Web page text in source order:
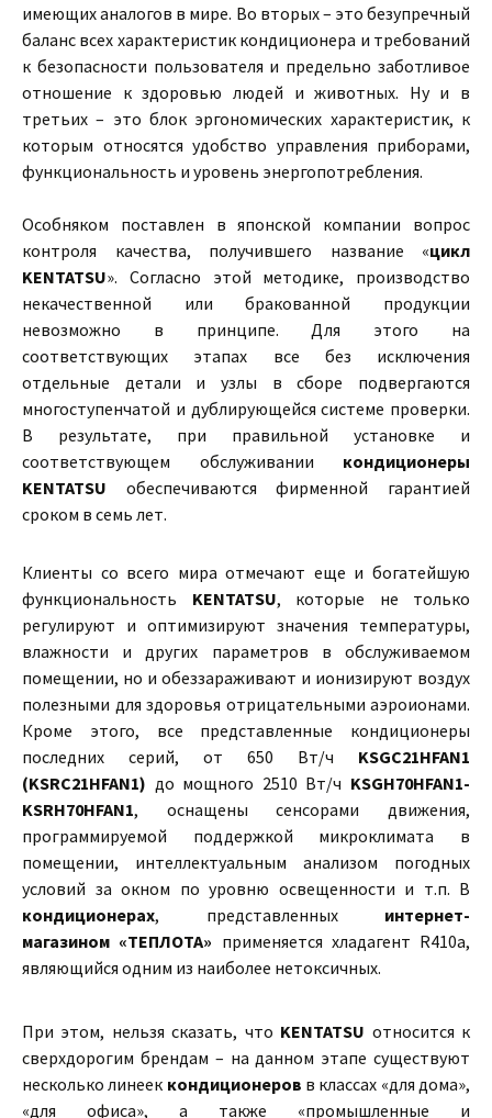
имеющих аналогов в мире. Во вторых – это безупречный
баланс всех характеристик кондиционера и требований
к безопасности пользователя и предельно заботливое
отношение к здоровью людей и животных. Ну и в
третьих – это блок эргономических характеристик, к
которым относятся удобство управления приборами,
функциональность и уровень энергопотребления.
Особняком поставлен в японской компании вопрос
контроля качества, получившего название «цикл
KENTATSU». Согласно этой методике, производство
некачественной или бракованной продукции
невозможно в принципе. Для этого на
соответствующих этапах все без исключения
отдельные детали и узлы в сборе подвергаются
многоступенчатой и дублирующейся системе проверки.
В результате, при правильной установке и
соответствующем обслуживании кондиционеры
KENTATSU обеспечиваются фирменной гарантией
сроком в семь лет.
Клиенты со всего мира отмечают еще и богатейшую
функциональность KENTATSU, которые не только
регулируют и оптимизируют значения температуры,
влажности и других параметров в обслуживаемом
помещении, но и обеззараживают и ионизируют воздух
полезными для здоровья отрицательными аэроионами.
Кроме этого, все представленные кондиционеры
последних серий, от 650 Вт/ч KSGС21HFAN1
(KSRС21HFAN1) до мощного 2510 Вт/ч KSGH70HFAN1-
KSRH70HFAN1, оснащены сенсорами движения,
программируемой поддержкой микроклимата в
помещении, интеллектуальным анализом погодных
условий за окном по уровню освещенности и т.п. В
кондиционерах, представленных интернет-
магазином «ТЕПЛОТА» применяется хладагент R410a,
являющийся одним из наиболее нетоксичных.
При этом, нельзя сказать, что KENTATSU относится к
сверхдорогим брендам – на данном этапе существуют
несколько линеек кондиционеров в классах «для дома»,
«для офиса», а также «промышленные и